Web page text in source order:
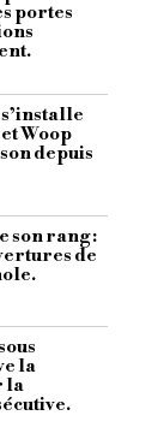
portes
Woop
depuis
son rang :
de
la
la